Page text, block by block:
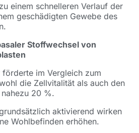
einem schnelleren Verlauf der
geschädigten Gewebe des
Stoffwechsel von
förderte im Vergleich zum
die Zellvitalität als auch den
20 %.
aktivierend wirken
Wohlbefinden erhöhen.